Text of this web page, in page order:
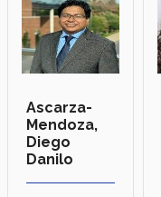
Ascarza-
Mendoza,
Diego
Danilo